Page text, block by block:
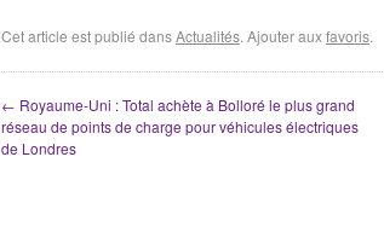
Cet article est publié dansActualités. Ajouter auxfavoris.
← Royaume-Uni : Total achète à Bolloré le plus grand
réseau de points de charge pour véhicules électriques
de Londres